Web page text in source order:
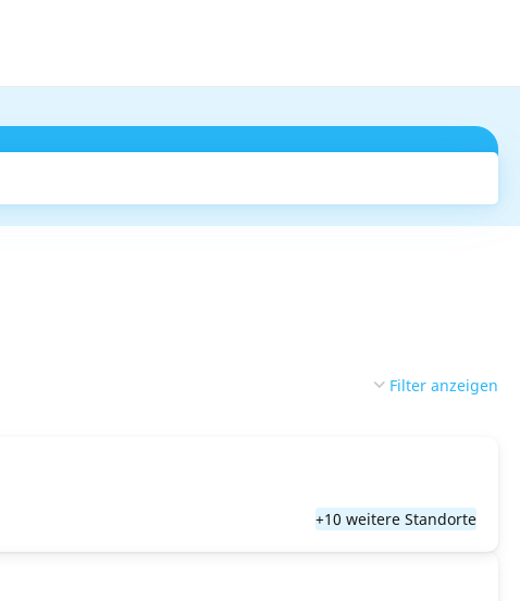
Filter anzeigen
+10 weitere Standorte